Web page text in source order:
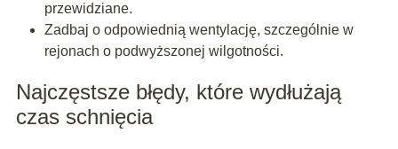
przewidziane.
Zadbaj o odpowiednią wentylację, szczególnie w
rejonach o podwyższonej wilgotności.
Najczęstsze błędy, które wydłużają
czas schnięcia